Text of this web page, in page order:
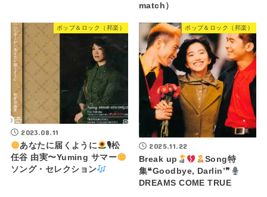
match）
ポップ＆ロック（邦楽）
2023.08.11
あなたに届くように
🎙松
任谷 由実〜Yuming サマー
ソング・セレクション
ポップ＆ロック（邦楽）
2025.11.22
Break up
Song特
集❝Goodbye, Darlin’❞
DREAMS COME TRUE